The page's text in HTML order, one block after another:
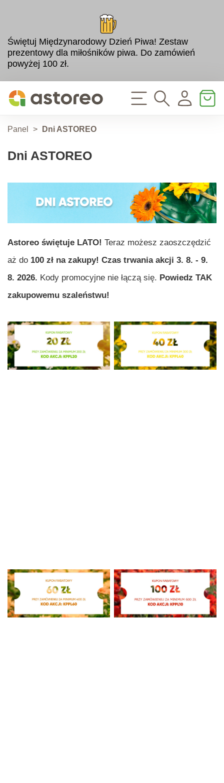
Świętuj Międzynarodowy Dzień Piwa! Zestaw
prezentowy dla miłośników piwa. Do zamówień
powyżej 100 zł.
Panel > Dni ASTOREO
Dni ASTOREO
Astoreo świętuje LATO! Teraz możesz zaoszczędzić
aż do 100 zł na zakupy! Czas trwania akcji 3. 8. - 9.
8. 2026. Kody promocyjne nie łączą się. Powiedz TAK
zakupowemu szaleństwu!